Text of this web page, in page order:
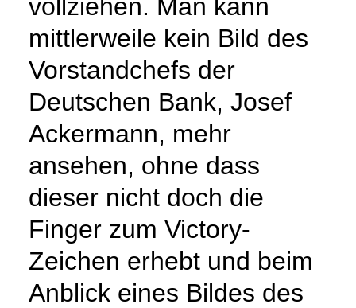
vollziehen. Man kann
mittlerweile kein Bild des
Vorstandchefs der
Deutschen Bank, Josef
Ackermann, mehr
ansehen, ohne dass
dieser nicht doch die
Finger zum Victory-
Zeichen erhebt und beim
Anblick eines Bildes des